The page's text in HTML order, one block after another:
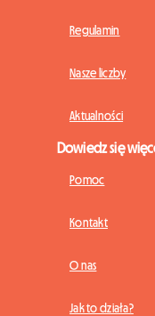
Regulamin
Nasze liczby
Aktualności
Dowiedz się
Pomoc
Kontakt
O nas
Jak to działa?